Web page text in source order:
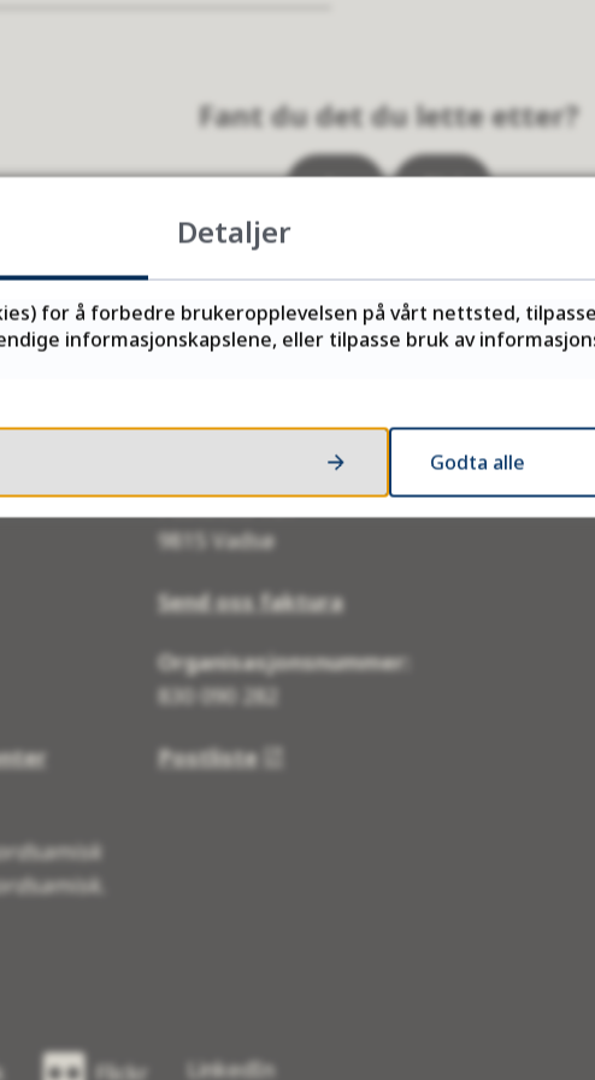
Fant du det du lette etter?
Ja Nei
Finnmark fylkeskommune
Postboks 701
9815 Vadsø
Send oss faktura
Organisasjonsnummer:
830 090 282
Postliste
Flickr LinkedIn
Detaljer
for å forbedre brukeropplevelsen på vårt nettsted,
informasjonskapslene, eller tilpasse bruk av
Godta alle